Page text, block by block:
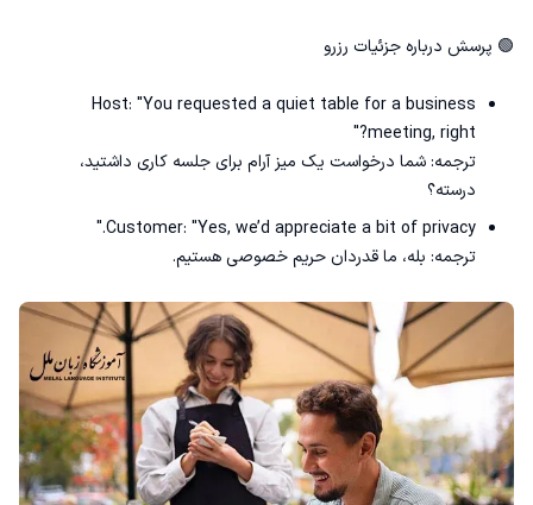
🟢 پرسش درباره جزئیات رزرو
Host: "You requested a quiet table for a business
meeting, right?"
ترجمه: شما درخواست یک میز آرام برای جلسه کاری داشتید،
درسته؟
Customer: "Yes, we’d appreciate a bit of privacy."
ترجمه: بله، ما قدردان حریم خصوصی هستیم.